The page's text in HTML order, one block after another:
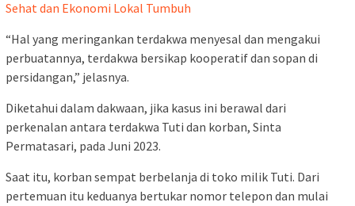
Sehat dan Ekonomi Lokal Tumbuh
“Hal yang meringankan terdakwa menyesal dan mengakui
perbuatannya, terdakwa bersikap kooperatif dan sopan di
persidangan,” jelasnya.
Diketahui dalam dakwaan, jika kasus ini berawal dari
perkenalan antara terdakwa Tuti dan korban, Sinta
Permatasari, pada Juni 2023.
Saat itu, korban sempat berbelanja di toko milik Tuti. Dari
pertemuan itu keduanya bertukar nomor telepon dan mulai